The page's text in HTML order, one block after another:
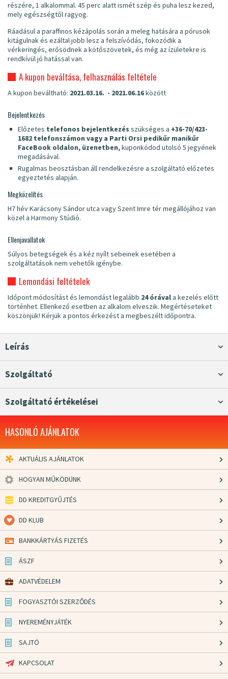
részére, 1 alkalommal. 45 perc alatt ismét szép és puha lesz kezed,
mely egészségtől ragyog.
Ráadásul a paraffinos kézápolás során a meleg hatására a pórusok
kitágulnak és ezáltal jobb lesz a felszívódás, fokozódik a
vérkeringés, erősödnek a kötőszövetek, és még az ízületekre is
rendkívül jó hatással van.
A kupon beváltása, felhasználás feltétele
A kupon beváltható: 2021.03.16. - 2021.06.16között
Bejelentkezés
Előzetes telefonos bejelentkezés szükséges a +36-70/423-
1682 telefonszámon vagy a Parti Orsi pedikűr manikűr
FaceBook oldalon, üzenetben,kuponkódod utolsó 5 jegyének
megadásával.
Rugalmas beosztásban áll rendelkezésre a szolgáltató előzetes
egyeztetés alapján.
Megközelítés
H7 hév Karácsony Sándor utca vagy Szent Imre tér megállójához van
közel a Harmony Stúdió.
Ellenjavallatok
Súlyos betegségek és a kéz nyílt sebeinek esetében a
szolgáltatások nem vehetők igénybe.
Lemondási feltételek
Időpont módosítást és lemondást legalább 24 órávala kezelés előtt
történhet. Ellenkező esetben az alkalom elveszik. Megértéseteket
köszönjük! Kérjük a pontos érkezést a megbeszélt időpontra.
Leírás
Szolgáltató
Szolgáltató értékelései
HASONLÓ AJÁNLATOK
AKTUÁLIS AJÁNLATOK
HOGYAN MŰKÖDÜNK
DD KREDITGYŰJTÉS
DD KLUB
BANKKÁRTYÁS FIZETÉS
ÁSZF
ADATVÉDELEM
FOGYASZTÓI SZERZŐDÉS
NYEREMÉNYJÁTÉK
SAJTÓ
KAPCSOLAT